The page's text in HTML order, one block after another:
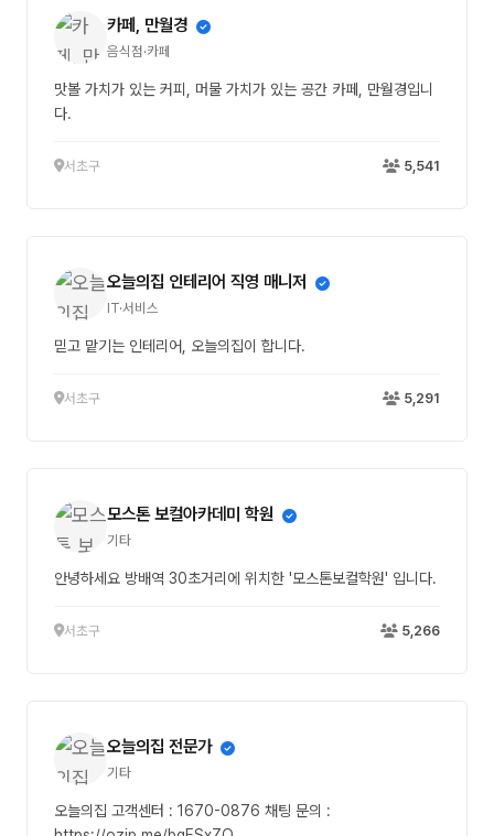
카페, 만월경
음식점·카페
맛볼 가치가 있는 커피, 머물 가치가 있는 공간 카페, 만월경입니
다.
서초구 5,541
오늘의집 인테리어 직영 매니저
IT·서비스
믿고 맡기는 인테리어, 오늘의집이 합니다.
서초구 5,291
모스톤 보컬아카데미 학원
기타
안녕하세요 방배역 30초거리에 위치한 '모스톤보컬학원' 입니다.
서초구 5,266
오늘의집 전문가
기타
오늘의집 고객센터 : 1670-0876 채팅 문의 :